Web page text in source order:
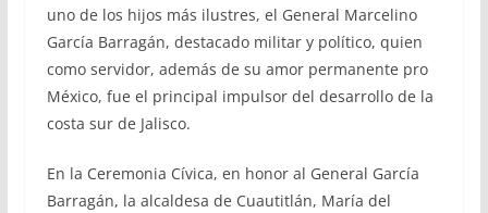
uno de los hijos más ilustres, el General Marcelino
García Barragán, destacado militar y político, quien
como servidor, además de su amor permanente pro
México, fue el principal impulsor del desarrollo de la
costa sur de Jalisco.
En la Ceremonia Cívica, en honor al General García
Barragán, la alcaldesa de Cuautitlán, María del